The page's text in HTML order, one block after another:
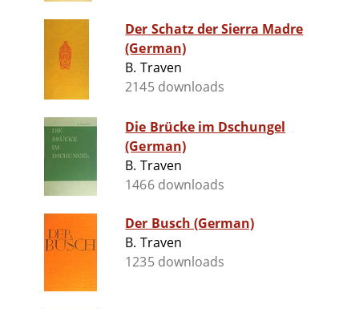
Der Schatz der Sierra Madre
(German)
B. Traven
2145 downloads
Die Brücke im Dschungel
(German)
B. Traven
1466 downloads
Der Busch (German)
B. Traven
1235 downloads